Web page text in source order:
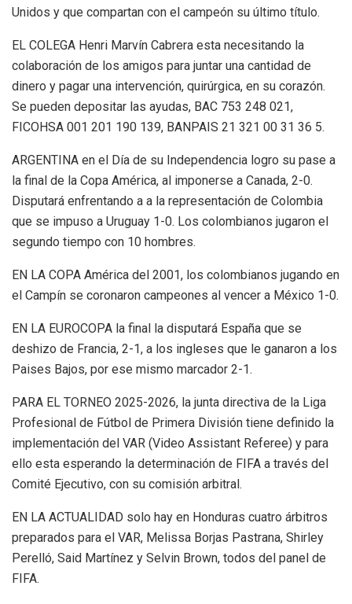
Unidos y que compartan con el campeón su último título.
EL COLEGA Henri Marvín Cabrera esta necesitando la
colaboración de los amigos para juntar una cantidad de
dinero y pagar una intervención, quirúrgica, en su corazón.
Se pueden depositar las ayudas, BAC 753 248 021,
FICOHSA 001 201 190 139, BANPAIS 21 321 00 31 36 5.
ARGENTINA en el Día de su Independencia logro su pase a
la final de la Copa América, al imponerse a Canada, 2-0.
Disputará enfrentando a a la representación de Colombia
que se impuso a Uruguay 1-0. Los colombianos jugaron el
segundo tiempo con 10 hombres.
EN LA COPA América del 2001, los colombianos jugando en
el Campín se coronaron campeones al vencer a México 1-0.
EN LA EUROCOPA la final la disputará España que se
deshizo de Francia, 2-1, a los ingleses que le ganaron a los
Paises Bajos, por ese mismo marcador 2-1.
PARA EL TORNEO 2025-2026, la junta directiva de la Liga
Profesional de Fútbol de Primera División tiene definido la
implementación del VAR (Video Assistant Referee) y para
ello esta esperando la determinación de FIFA a través del
Comité Ejecutivo, con su comisión arbitral.
EN LA ACTUALIDAD solo hay en Honduras cuatro árbitros
preparados para el VAR, Melissa Borjas Pastrana, Shirley
Perelló, Said Martínez y Selvin Brown, todos del panel de
FIFA.